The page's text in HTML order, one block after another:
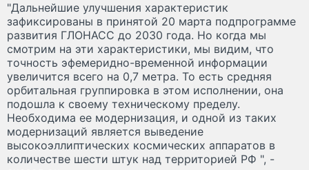
"Дальнейшие улучшения характеристик
зафиксированы в принятой 20 марта подпрограмме
развития ГЛОНАСС до 2030 года. Но когда мы
смотрим на эти характеристики, мы видим, что
точность эфемеридно-временной информации
увеличится всего на 0,7 метра. То есть средняя
орбитальная группировка в этом исполнении, она
подошла к своему техническому пределу.
Необходима ее модернизация, и одной из таких
модернизаций является выведение
высокоэллиптических космических аппаратов в
количестве шести штук над территорией РФ ", -